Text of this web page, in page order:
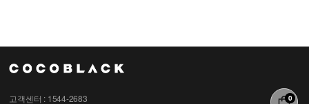
0
고객센터 : 1544-2683